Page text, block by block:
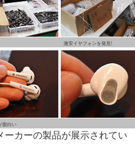
激安イヤフォンを発見!
面白い
カーの製品が展示されてい